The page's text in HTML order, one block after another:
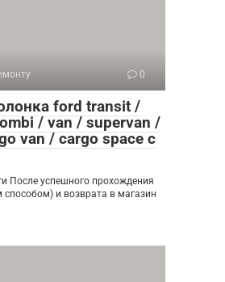
0
ford transit /
/ van / supervan /
van / cargo space с
После успешного прохождения
и возврата в магазин